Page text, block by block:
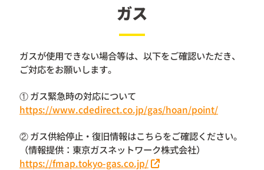
ガス
ガスが使用できない場合等は、以下をご確認いただき、
ご対応をお願いします。
① ガス緊急時の対応について
https://www.cdedirect.co.jp/gas/hoan/point/
② ガス供給停止・復旧情報はこちらをご確認ください。
（情報提供：東京ガスネットワーク株式会社）
https://fmap.tokyo-gas.co.jp/